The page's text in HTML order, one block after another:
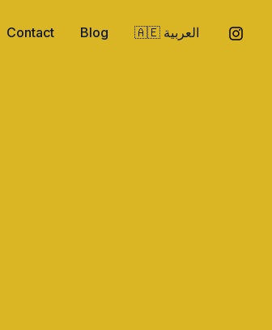
Contact Blog 🇦🇪 العربية